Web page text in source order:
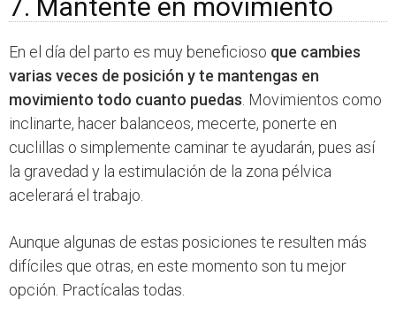
7. Mantente en movimiento
En el día del parto es muy beneficioso que cambies
varias veces de posición y te mantengas en
movimiento todo cuanto puedas . Movimientos como
inclinarte, hacer balanceos, mecerte, ponerte en
cuclillas o simplemente caminar te ayudarán, pues así
la gravedad y la estimulación de la zona pélvica
acelerará el trabajo.
Aunque algunas de estas posiciones te resulten más
difíciles que otras, en este momento son tu mejor
opción. Practícalas todas.